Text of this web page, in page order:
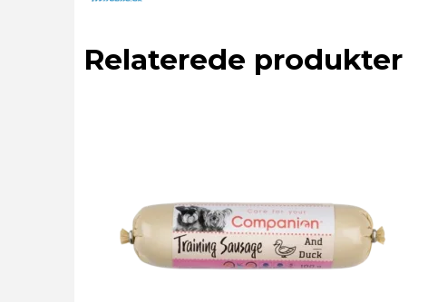
Relaterede produkter